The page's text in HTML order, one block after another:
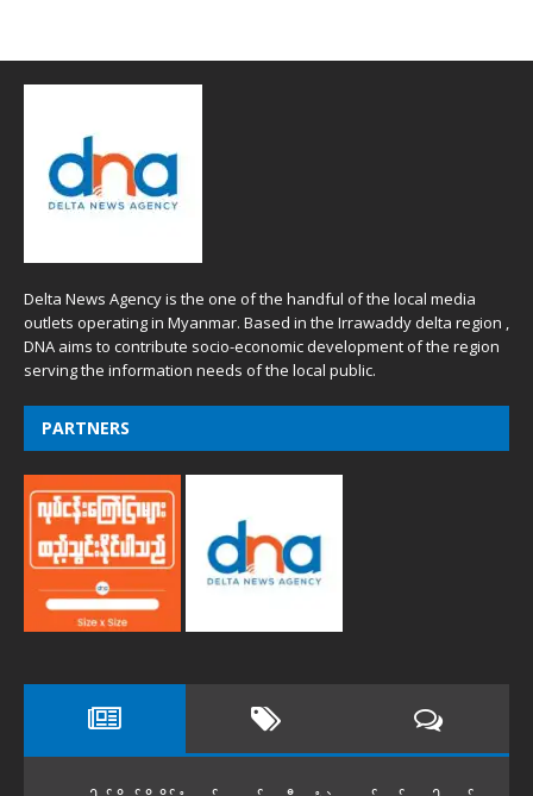
Delta News Agency is the one of the handful of the local media
outlets operating in Myanmar. Based in the Irrawaddy delta region ,
DNA aims to contribute socio-economic development of the region
serving the information needs of the local public.
PARTNERS